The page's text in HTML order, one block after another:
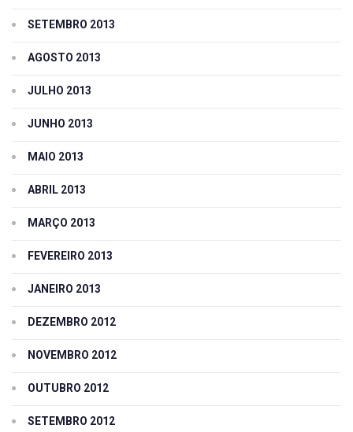
SETEMBRO 2013
AGOSTO 2013
JULHO 2013
JUNHO 2013
MAIO 2013
ABRIL 2013
MARÇO 2013
FEVEREIRO 2013
JANEIRO 2013
DEZEMBRO 2012
NOVEMBRO 2012
OUTUBRO 2012
SETEMBRO 2012